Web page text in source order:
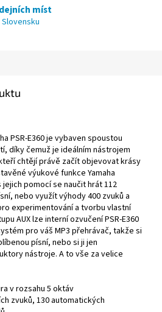
míst
Slovensku
PSR-E360 je vybaven spoustou
díky čemuž je ideálním nástrojem
chtějí právě začít objevovat krásy
výukové funkce Yamaha
jejich pomocí se naučit hrát 112
nebo využít výhody 400 zvuků a
experimentování a tvorbu vlastní
AUX lze interní ozvučení PSR-E360
pro váš MP3 přehrávač, takže si
písní, nebo si ji jen
nástroje. A to vše za velice
v rozsahu 5 oktáv
zvuků, 130 automatických